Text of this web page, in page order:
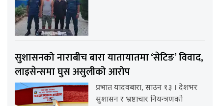
सुशासनको नाराबीच बारा यातायातमा ‘सेटिङ’ विवाद,
लाइसेन्समा घुस असुलीको आरोप
प्रभात यादवबारा, साउन १३ । देशभर
सुशासन र भ्रष्टाचार नियन्त्रणको